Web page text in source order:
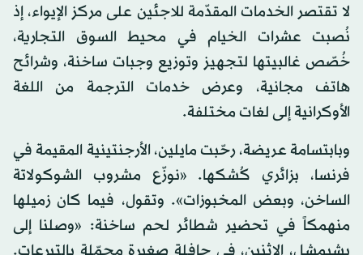
لا تقتصر الخدمات المقدّمة للاجئين على مركز الإيواء، إذ
نُصبت عشرات الخيام في محيط السوق التجارية،
خُصّص غالبيتها لتجهيز وتوزيع وجبات ساخنة، وشرائح
هاتف مجانية، وعرض خدمات الترجمة من اللغة
الأوكرانية إلى لغات مختلفة.
وبابتسامة عريضة، رحّبت مايلين، الأرجنتينية المقيمة في
فرنسا، بزائري كُشكها. «نوزّع مشروب الشوكولاتة
الساخن، وبعض المخبوزات». وتقول، فيما كان زميلها
منهمكاً في تحضير شطائر لحم ساخنة: «وصلنا إلى